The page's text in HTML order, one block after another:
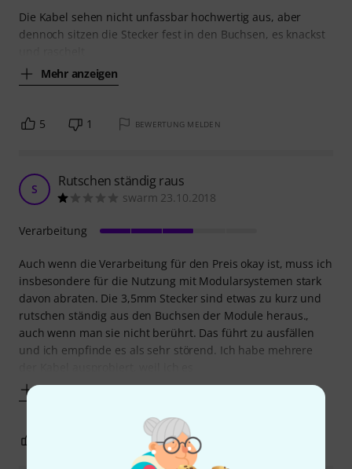
Die Kabel sehen nicht unfassbar hochwertig aus, aber
dennoch sitzen die Stecker fest in den Buchsen, es knackst
Mehr anzeigen
5 1 BEWERTUNG MELDEN
S Rutschen ständig raus
swarm 23.10.2018
Auch wenn die Verarbeitung für den Preis okay ist, muss ich
insbesondere für die Nutzung mit Modularsystemen stark
davon abraten. Die 3,5mm Stecker sind etwas zu kurz und
rutschen ständig aus den Buchsen der Module heraus.,
auch wenn man sie nicht berührt. Das führt zu ausfällen
und ich empfinde es als sehr störend. Ich habe mehrere
Mehr anzeigen
Verarbeitung
BEWERTUNG MELDEN